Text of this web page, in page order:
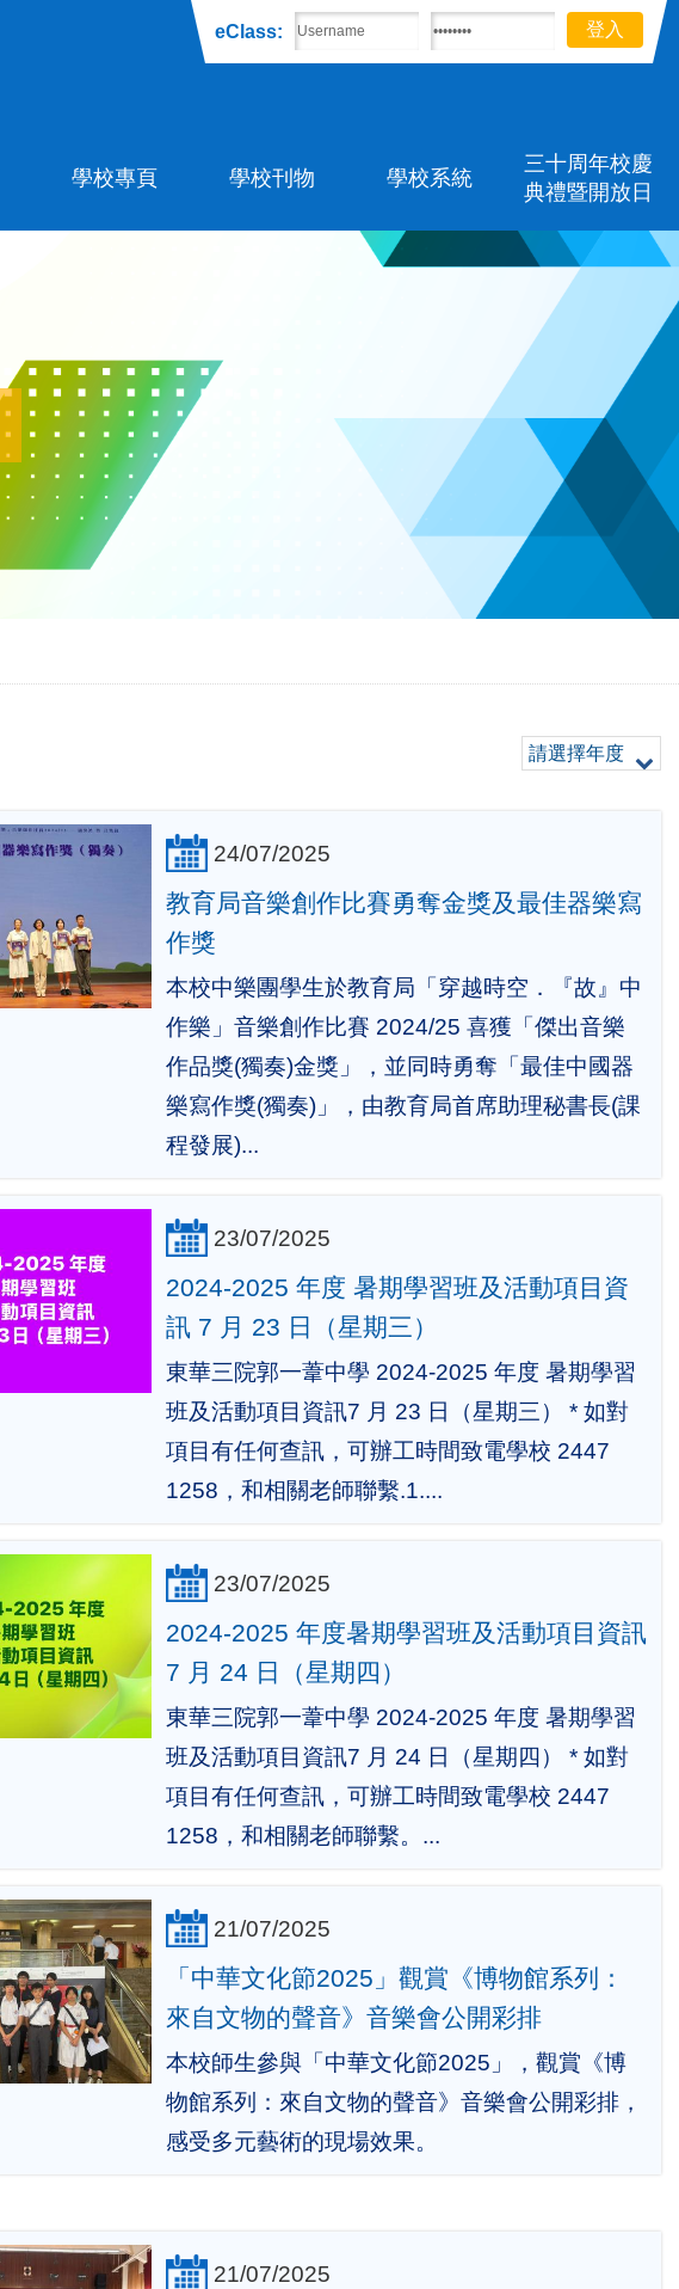
eClass:
學校專頁 學校刊物 學校系統
三十周年校慶
典禮暨開放日
請選擇年度
24/07/2025
教育局音樂創作比賽勇奪金獎及最佳器樂寫
作獎
本校中樂團學生於教育局「穿越時空．『故』中
作樂」音樂創作比賽 2024/25 喜獲「傑出音樂
作品獎(獨奏)金獎」，並同時勇奪「最佳中國器
樂寫作獎(獨奏)」，由教育局首席助理秘書長(課
程發展)...
23/07/2025
2024-2025 年度 暑期學習班及活動項目資
訊 7 月 23 日（星期三）
東華三院郭一葦中學 2024-2025 年度 暑期學習
班及活動項目資訊7 月 23 日（星期三） * 如對
項目有任何查訊，可辦工時間致電學校 2447
1258，和相關老師聯繫.1....
23/07/2025
2024-2025 年度暑期學習班及活動項目資訊
7 月 24 日（星期四）
東華三院郭一葦中學 2024-2025 年度 暑期學習
班及活動項目資訊7 月 24 日（星期四） * 如對
項目有任何查訊，可辦工時間致電學校 2447
1258，和相關老師聯繫。...
21/07/2025
「中華文化節2025」觀賞《博物館系列：
來自文物的聲音》音樂會公開彩排
本校師生參與「中華文化節2025」，觀賞《博
物館系列：來自文物的聲音》音樂會公開彩排，
感受多元藝術的現場效果。
21/07/2025